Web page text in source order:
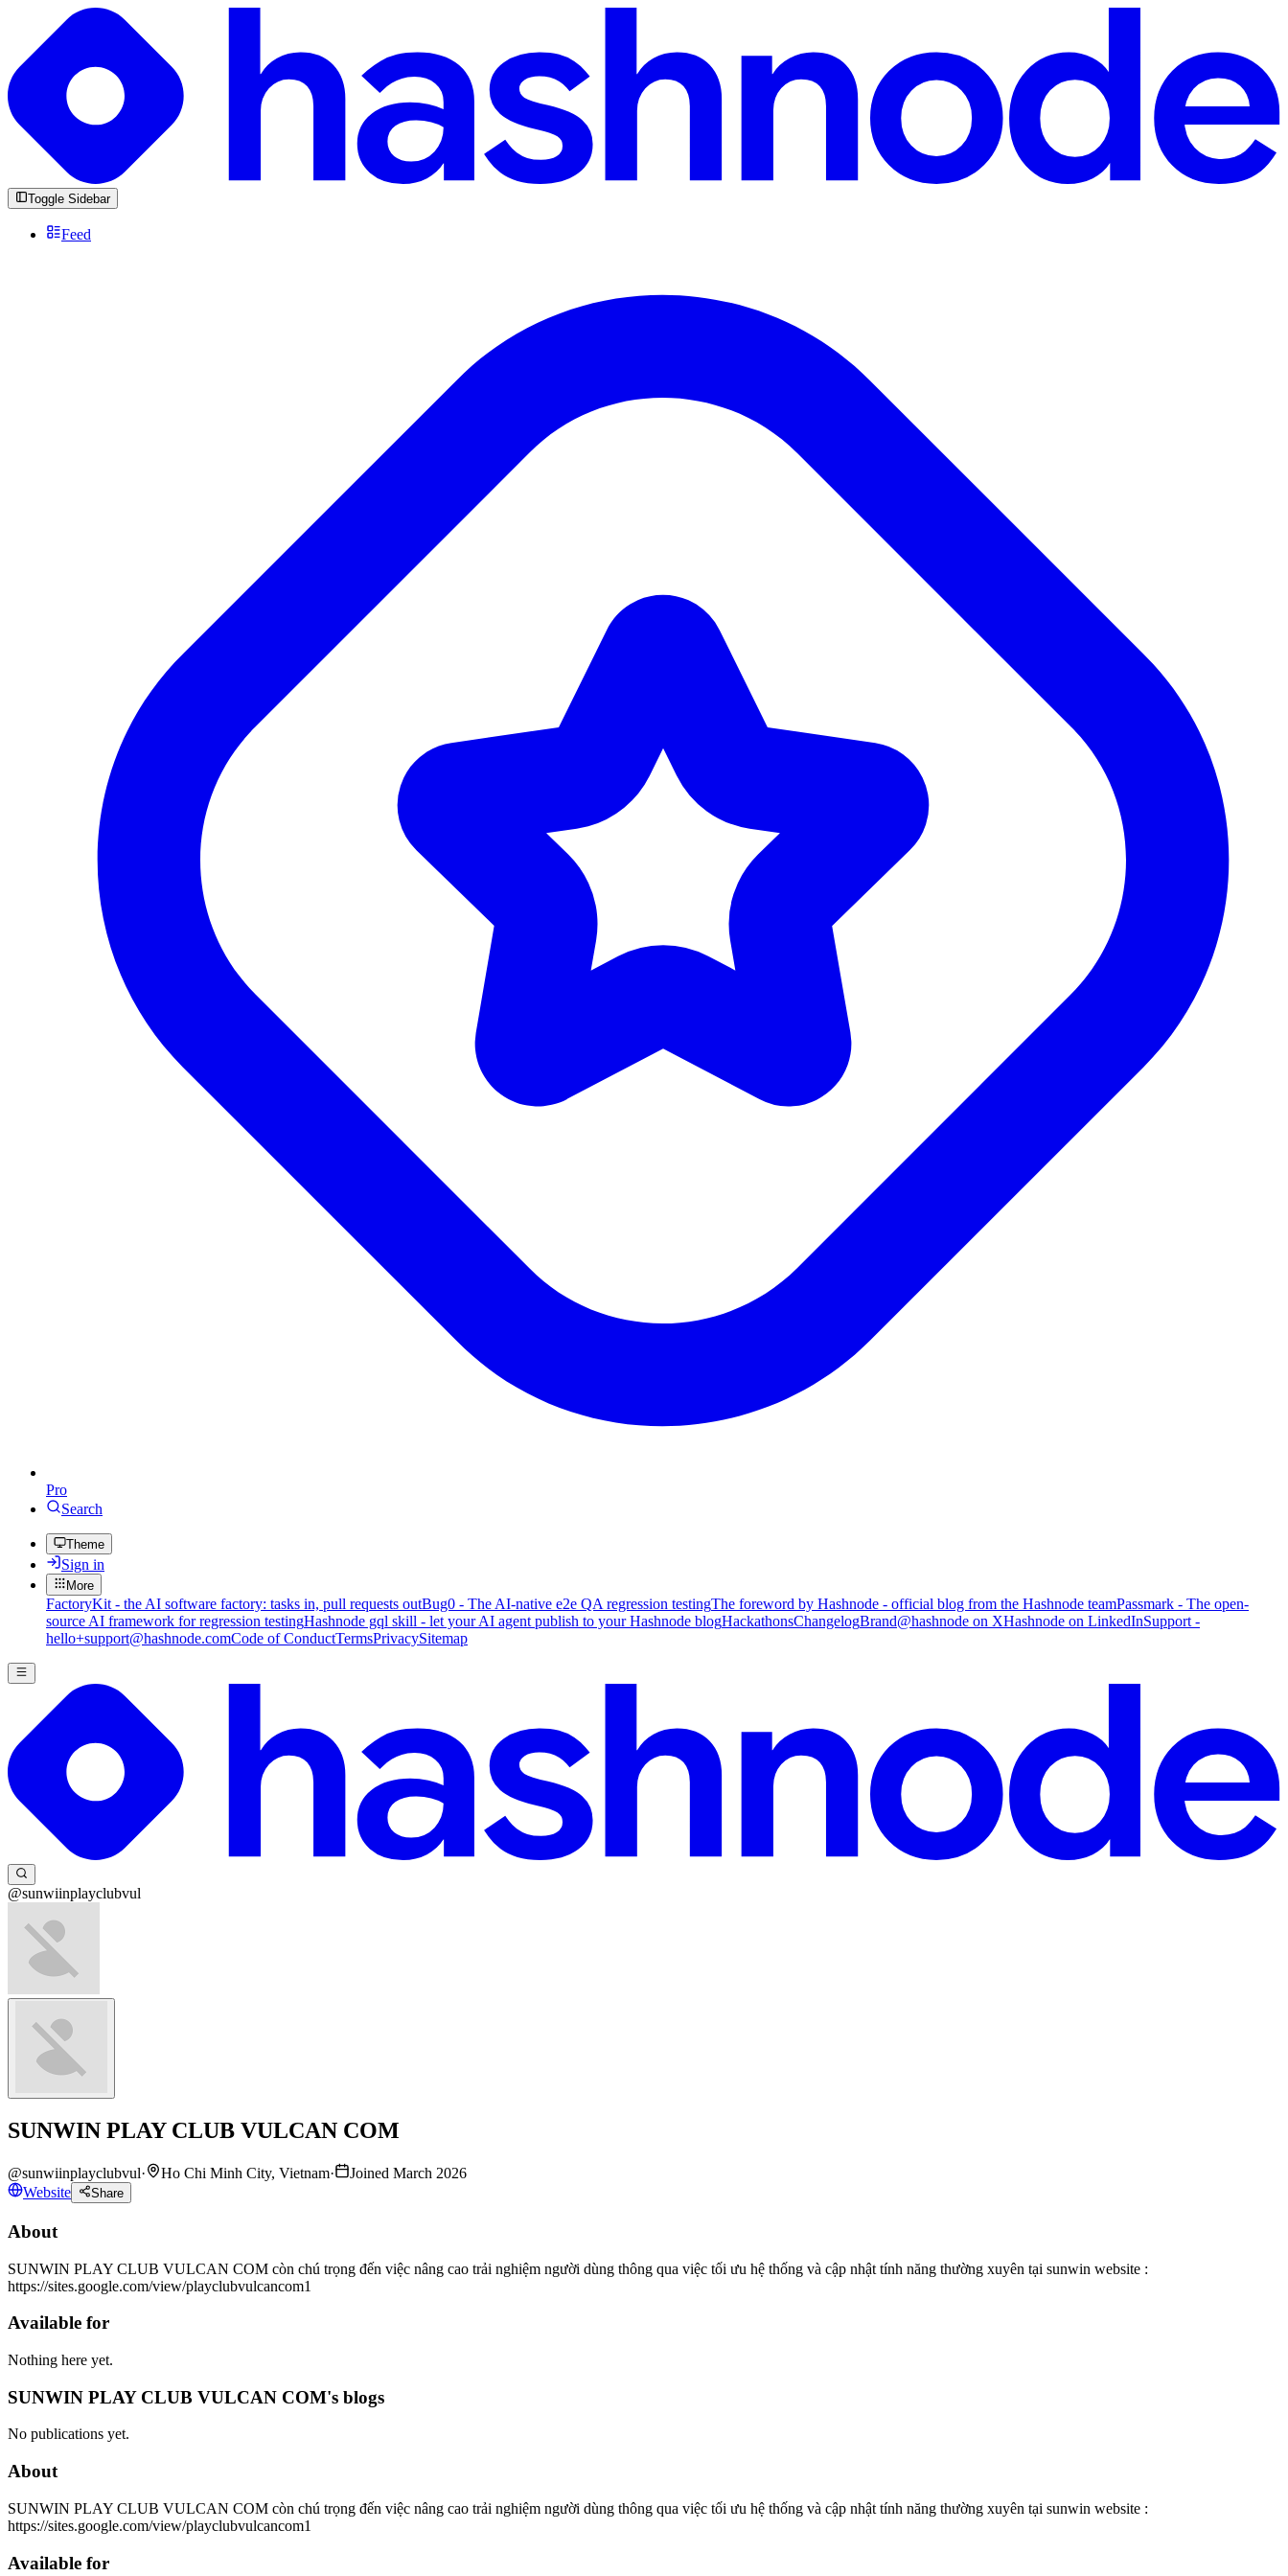
Toggle Sidebar
Feed
Pro
Search
Theme
Sign in
More
FactoryKit - the AI software factory: tasks in, pull requests outBug0 - The AI-native e2e QA regression testingThe foreword by Hashnode - official blog from the Hashnode teamPassmark - The open-
source AI framework for regression testingHashnode gql skill - let your AI agent publish to your Hashnode blogHackathonsChangelogBrand@hashnode on XHashnode on LinkedInSupport -
hello+support@hashnode.comCode of ConductTermsPrivacySitemap
@sunwiinplayclubvul
SUNWIN PLAY CLUB VULCAN COM
@sunwiinplayclubvul· Ho Chi Minh City, Vietnam·
Joined March 2026
Website
Share
About
SUNWIN PLAY CLUB VULCAN COM còn chú trọng đến việc nâng cao trải nghiệm người dùng thông qua việc tối ưu hệ thống và cập nhật tính năng thường xuyên tại sunwin website :
https://sites.google.com/view/playclubvulcancom1
Available for
Nothing here yet.
SUNWIN PLAY CLUB VULCAN COM's blogs
No publications yet.
About
SUNWIN PLAY CLUB VULCAN COM còn chú trọng đến việc nâng cao trải nghiệm người dùng thông qua việc tối ưu hệ thống và cập nhật tính năng thường xuyên tại sunwin website :
https://sites.google.com/view/playclubvulcancom1
Available for